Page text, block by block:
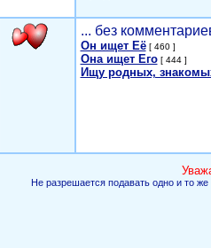
... без
Он ищет Её[ 460 ]
Она ищет Его[ 444 ]
Ищу родных,
Не разрешается подавать одно и то